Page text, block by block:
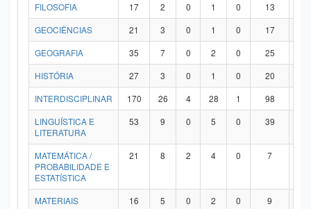
FILOSOFIA
17 2 0 1 0 13
GEOCIÊNCIAS
21 3 0 1 0 17
GEOGRAFIA
35 7 0 2 0 25
HISTÓRIA
27 3 0 1 0 20
INTERDISCIPLINAR
170 26 4 28 1 98
LINGUÍSTICA E
LITERATURA
53 9 0 5 0 39
MATEMÁTICA /
PROBABILIDADE E
ESTATÍSTICA
21 8 2 4 0 7
MATERIAIS 16 5 0 2 0 9